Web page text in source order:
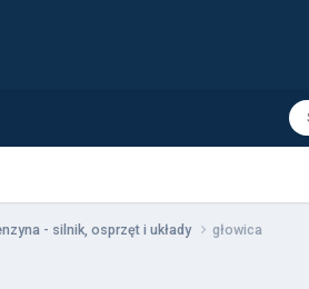
- silnik, osprzęt i układy głowica